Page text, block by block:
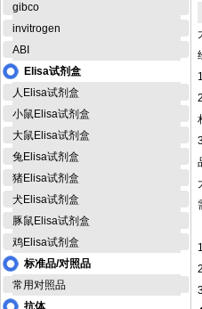
gibco
invitrogen
ABI
Elisa试剂盒
人Elisa试剂盒
小鼠Elisa试剂盒
大鼠Elisa试剂盒
兔Elisa试剂盒
猪Elisa试剂盒
犬Elisa试剂盒
豚鼠Elisa试剂盒
鸡Elisa试剂盒
标准品/对照品
常用对照品
抗体